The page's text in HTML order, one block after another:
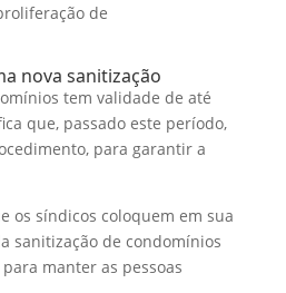
de
nova sanitização
tem validade de até
que, passado este período,
para garantir a
os síndicos coloquem em sua
sanitização de condomínios
manter as pessoas